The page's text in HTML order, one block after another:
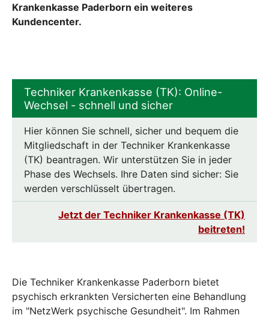
Krankenkasse Paderborn ein weiteres
Kundencenter.
Techniker Krankenkasse (TK): Online-
Wechsel - schnell und sicher
Hier können Sie schnell, sicher und bequem die
Mitgliedschaft in der Techniker Krankenkasse
(TK) beantragen. Wir unterstützen Sie in jeder
Phase des Wechsels. Ihre Daten sind sicher: Sie
werden verschlüsselt übertragen.
Jetzt der Techniker Krankenkasse (TK)
beitreten!
Die Techniker Krankenkasse Paderborn bietet
psychisch erkrankten Versicherten eine Behandlung
im "NetzWerk psychische Gesundheit". Im Rahmen